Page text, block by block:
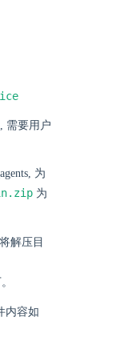
需要用户
为
为
解压目
内容如